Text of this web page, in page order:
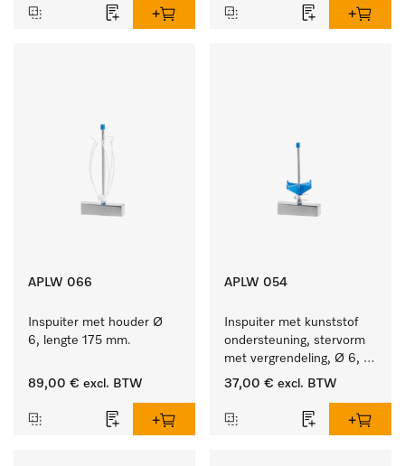
APLW 066
Inspuiter met houder Ø
6, lengte 175 mm.
89,00 € excl. BTW
APLW 054
Inspuiter met kunststof
ondersteuning, stervorm
met vergrendeling, Ø 6,
lengte 135 mm.
37,00 € excl. BTW